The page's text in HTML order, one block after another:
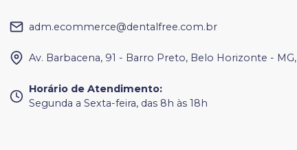
adm.ecommerce@dentalfree.com.br
Av. Barbacena, 91 - Barro Preto, Belo Horizonte - MG,
Horário de Atendimento:
Segunda a Sexta-feira, das 8h às 18h